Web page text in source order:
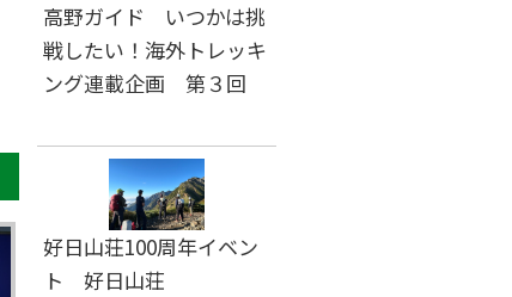
高野ガイド いつかは挑
戦したい！海外トレッキ
ング連載企画 第３回
好日山荘100周年イベン
ト 好日山荘